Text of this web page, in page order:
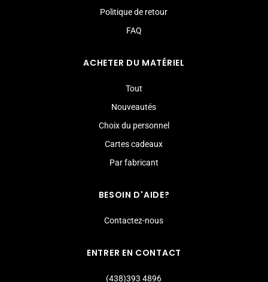
Politique de retour
FAQ
ACHETER DU MATÉRIEL
Tout
Nouveautés
Choix du personnel
Cartes cadeaux
Par fabricant
BESOIN D'AIDE?
Contactez-nous
ENTRER EN CONTACT
(438)393 4896